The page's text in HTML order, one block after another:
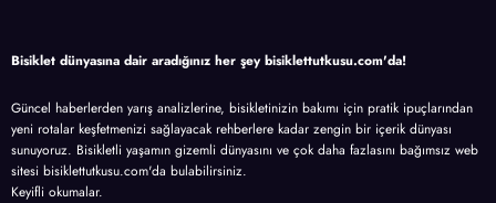
Bisiklet dünyasına dair aradığınız her şey bisiklettutkusu.com'da!
Güncel haberlerden yarış analizlerine, bisikletinizin bakımı için pratik ipuçlarından
yeni rotalar keşfetmenizi sağlayacak rehberlere kadar zengin bir içerik dünyası
sunuyoruz. Bisikletli yaşamın gizemli dünyasını ve çok daha fazlasını bağımsız web
sitesi bisiklettutkusu.com'da bulabilirsiniz.
Keyifli okumalar.